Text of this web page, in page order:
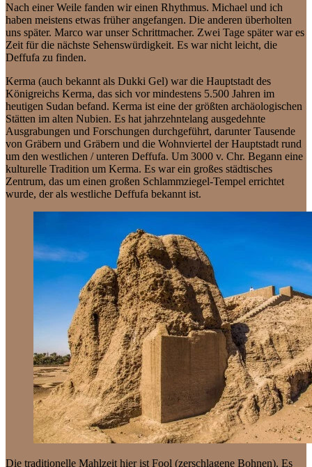
Nach einer Weile fanden wir einen Rhythmus. Michael und ich
haben meistens etwas früher angefangen. Die anderen überholten
uns später. Marco war unser Schrittmacher. Zwei Tage später war es
Zeit für die nächste Sehenswürdigkeit. Es war nicht leicht, die
Deffufa zu finden.
Kerma (auch bekannt als Dukki Gel) war die Hauptstadt des
Königreichs Kerma, das sich vor mindestens 5.500 Jahren im
heutigen Sudan befand. Kerma ist eine der größten archäologischen
Stätten im alten Nubien. Es hat jahrzehntelang ausgedehnte
Ausgrabungen und Forschungen durchgeführt, darunter Tausende
von Gräbern und Gräbern und die Wohnviertel der Hauptstadt rund
um den westlichen / unteren Deffufa. Um 3000 v. Chr. Begann eine
kulturelle Tradition um Kerma. Es war ein großes städtisches
Zentrum, das um einen großen Schlammziegel-Tempel errichtet
wurde, der als westliche Deffufa bekannt ist.
Die traditionelle Mahlzeit hier ist Fool (zerschlagene Bohnen). Es